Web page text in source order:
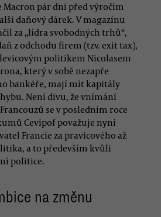
Macron pár dní před výročím
daňový dárek. V magazínu
za „lídra svobodných trhů“,
z odchodu firem (tzv. exit tax),
politikem Nicolasem
který v sobě nezapře
bankéře, mají mít kapitály
Není divu, že vnímání
se v posledním roce
Cevipof považuje nyní
Francie za pravicového až
a to především kvůli
politice.
na změnu